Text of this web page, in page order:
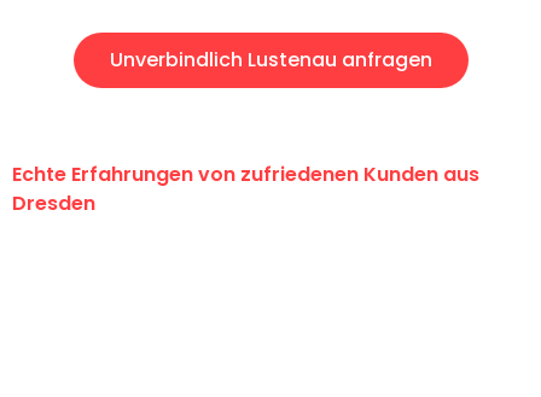
Unverbindlich Lustenau anfragen
Echte Erfahrungen von zufriedenen Kunden aus
Dresden